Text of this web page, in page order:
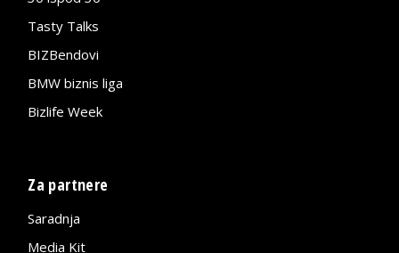
Tasty Talks
BIZBendovi
BMW biznis liga
Bizlife Week
Za partnere
Saradnja
Media Kit